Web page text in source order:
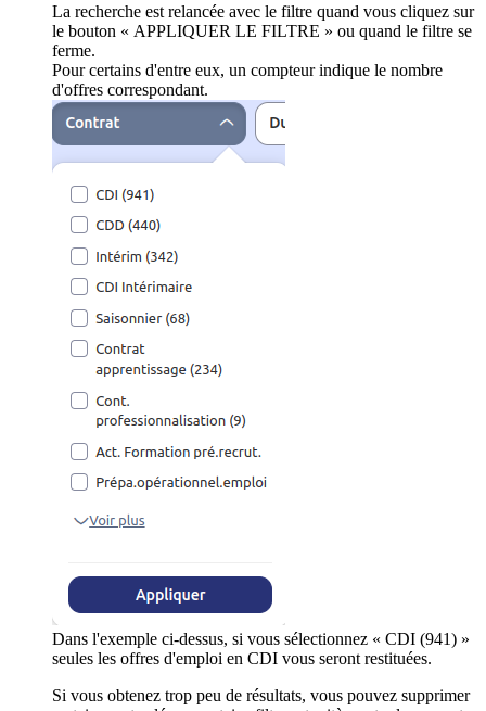
La recherche est relancée avec le filtre quand vous cliquez sur
le bouton « APPLIQUER LE FILTRE » ou quand le filtre se
ferme.
Pour certains d'entre eux, un compteur indique le nombre
d'offres correspondant.
Dans l'exemple ci-dessus, si vous sélectionnez « CDI (941) »
seules les offres d'emploi en CDI vous seront restituées.
Si vous obtenez trop peu de résultats, vous pouvez supprimer